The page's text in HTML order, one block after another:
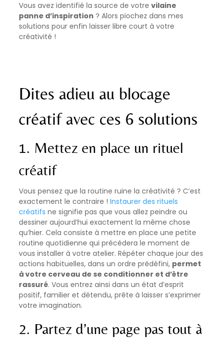
Vous avez identifié la source de votre vilaine
panne d’inspiration ? Alors piochez dans mes
solutions pour enfin laisser libre court à votre
créativité !
Dites adieu au blocage
créatif avec ces 6 solutions
1. Mettez en place un rituel
créatif
Vous pensez que la routine ruine la créativité ? C’est
exactement le contraire ! Instaurer des rituels
créatifs ne signifie pas que vous allez peindre ou
dessiner aujourd’hui exactement la même chose
qu’hier. Cela consiste à mettre en place une petite
routine quotidienne qui précédera le moment de
vous installer à votre atelier. Répéter chaque jour des
actions habituelles, dans un ordre prédéfini, permet
à votre cerveau de se conditionner et d’être
rassuré. Vous entrez ainsi dans un état d’esprit
positif, familier et détendu, prête à laisser s’exprimer
votre imagination.
2. Partez d’une page pas tout à